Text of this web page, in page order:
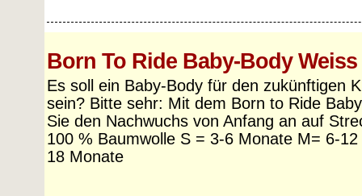
Born To Ride Baby-Body
Es soll ein Baby-Body für den zukünftigen
sein? Bitte sehr: Mit dem Born to Ride
Sie den Nachwuchs von Anfang an auf
100 % Baumwolle S = 3-6 Monate M= 6-
18 Monate